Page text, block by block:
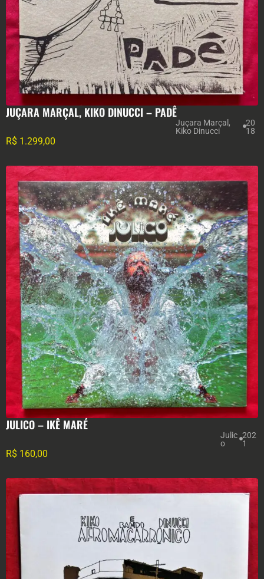
JUÇARA MARÇAL, KIKO DINUCCI ‎– PADÊ
Juçara Marçal ,
Kiko Dinucci
20
18
R$ 1.299,00
JULICO – IKÊ MARÉ
Julic
o
202
1
R$ 160,00